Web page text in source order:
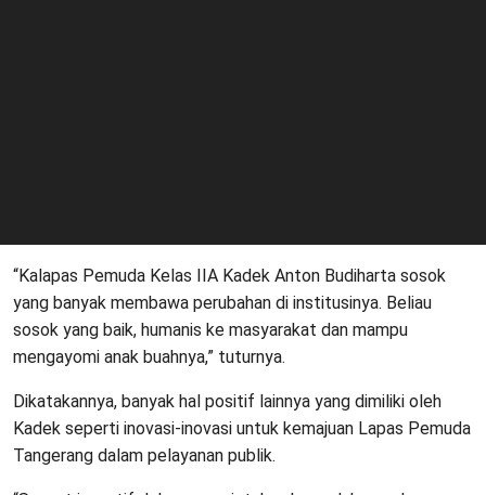
“Kalapas Pemuda Kelas IIA Kadek Anton Budiharta sosok
yang banyak membawa perubahan di institusinya. Beliau
sosok yang baik, humanis ke masyarakat dan mampu
mengayomi anak buahnya,” tuturnya.
Dikatakannya, banyak hal positif lainnya yang dimiliki oleh
Kadek seperti inovasi-inovasi untuk kemajuan Lapas Pemuda
Tangerang dalam pelayanan publik.